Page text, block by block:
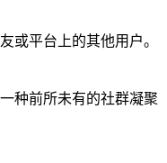
或平台上的其他用户。
种前所未有的社群凝聚